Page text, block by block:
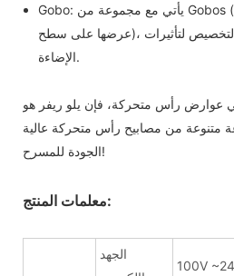
Gobo: يأتي مع مجموعة من Gobos (أنماط أو تصميمات يمكن
عرضها على سطح)، مما يسمح بمزيد من التخصيص لتأثيرات
الإضاءة.
عوارض رأس متحركة، فإن يلو ريفر هو
متنوعة من مصابيح رأس متحركة عالية
الجودة للمسرح!
معلمات المنتج:
الجهد
100V